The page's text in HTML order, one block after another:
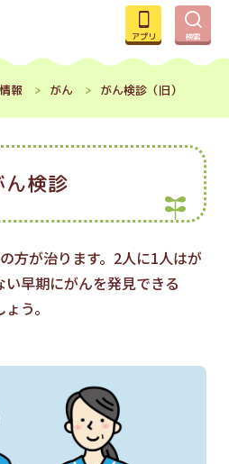
アプリ 検索
報 がん がん検診（旧）
ん検診
方が治ります。2人に1人はが
早期にがんを発見できる
う。